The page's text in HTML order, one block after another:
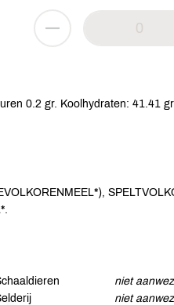
0.2 gr. Koolhydraten: 41.41
niet
niet